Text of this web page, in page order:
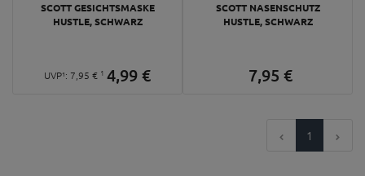
SCOTT GESICHTSMASKE
HUSTLE, SCHWARZ
UVP¹: 7, 95 € 1 4,99€
SCOTT NASENSCHUTZ
HUSTLE, SCHWARZ
7,95 €
1